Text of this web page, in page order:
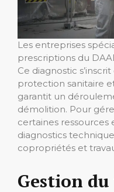
Les entreprises
prescriptions du
Ce diagnostic
protection sanitaire
garantit un
démolition. Pour
certaines ressources
diagnostics
copropriétés et
Gestion